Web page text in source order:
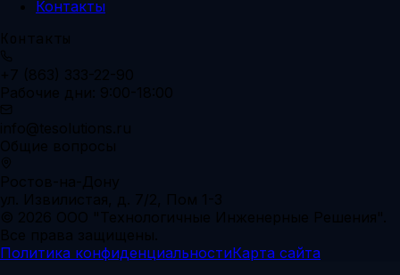
Контакты
Контакты
+7 (863) 333-22-90
Рабочие дни: 9:00-18:00
info@tesolutions.ru
Общие вопросы
Ростов-на-Дону
ул. Извилистая, д. 7/2, Пом 1-3
© 2026 ООО "Технологичные Инженерные Решения".
Все права защищены.
Политика конфиденциальностиКарта сайта